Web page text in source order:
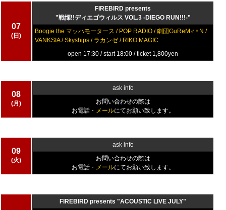
07
(日)
FIREBIRD presents
"戦慄!!ディエゴウィルス VOL.3 -DIEGO RUN!!!-"
Boogie the マッハモータース / POP RADIO / 劇団GuReM♂♀N /
VANKSIA / Skyships / ラカンゼ / RIKO MAGIC
open 17:30 / start 18:00 / ticket 1,800yen
08
(月)
ask info
お問い合わせの際は
お電話・ メールにてお願い致します。
09
(火)
ask info
お問い合わせの際は
お電話・ メールにてお願い致します。
FIREBIRD presents "ACOUSTIC LIVE JULY"